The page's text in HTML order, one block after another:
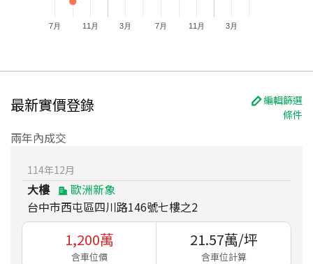
7月 11月 3月 7月 11月 3月
最新實價登錄
編輯篩選
條件
兩年內成交
114年12月
大樓
歐洲新象
台中市西屯區四川路146號七樓之2
1,200萬
含車位價
21.57萬/坪
含車位計算